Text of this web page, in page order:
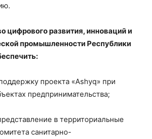
цифрового развития, инноваций и
промышленности Республики
проекта «Ashyq» при
предпринимательства;
в территориальные
санитарно-